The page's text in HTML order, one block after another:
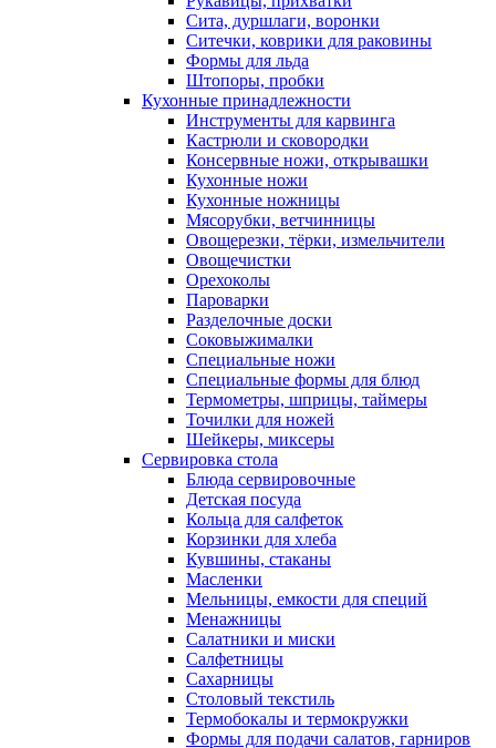
Сита, дуршлаги, воронки
Ситечки, коврики для раковины
Формы для льда
Штопоры, пробки
Кухонные принадлежности
Инструменты для карвинга
Кастрюли и сковородки
Консервные ножи, открывашки
Кухонные ножи
Кухонные ножницы
Мясорубки, ветчинницы
Овощерезки, тёрки, измельчители
Овощечистки
Орехоколы
Пароварки
Разделочные доски
Соковыжималки
Специальные ножи
Специальные формы для блюд
Термометры, шприцы, таймеры
Точилки для ножей
Шейкеры, миксеры
Сервировка стола
Блюда сервировочные
Детская посуда
Кольца для салфеток
Корзинки для хлеба
Кувшины, стаканы
Масленки
Мельницы, емкости для специй
Менажницы
Салатники и миски
Салфетницы
Сахарницы
Столовый текстиль
Термобокалы и термокружки
Формы для подачи салатов, гарниров